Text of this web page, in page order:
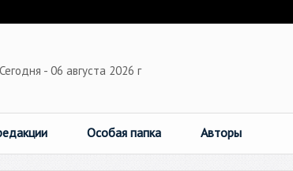
Сегодня - 06 августа 2026 г
Особая папка Авторы